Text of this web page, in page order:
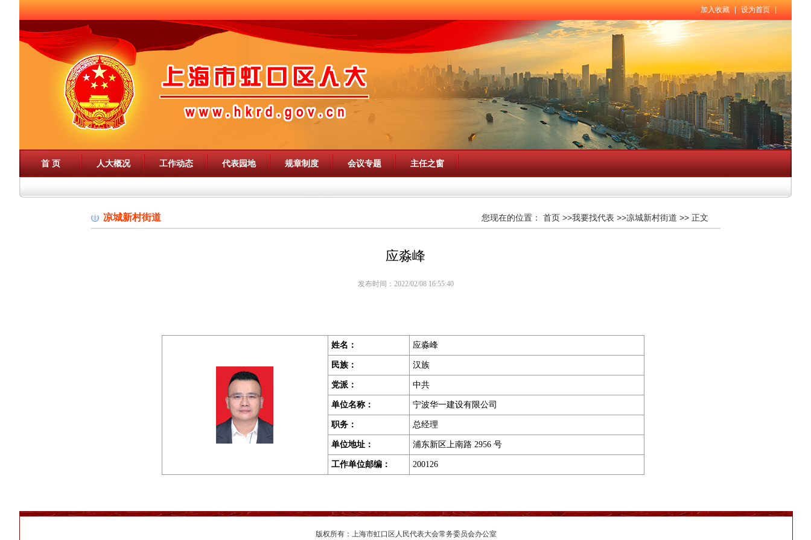
加入收藏 | 设为首页 |
首 页 人大概况 工作动态 代表园地 规章制度 会议专题 主任之窗
凉城新村街道 您现在的位置： 首页>>我要找代表 >>凉城新村街道 >> 正文
应淼峰
发布时间：2022/02/08 16:55:40
姓名： 应淼峰
民族： 汉族
党派： 中共
单位名称： 宁波华一建设有限公司
职务： 总经理
单位地址： 浦东新区上南路 2956 号
工作单位邮编： 200126
版权所有：上海市虹口区人民代表大会常务委员会办公室